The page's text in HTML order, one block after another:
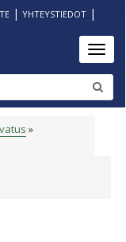
| YHTEYSTIEDOT|